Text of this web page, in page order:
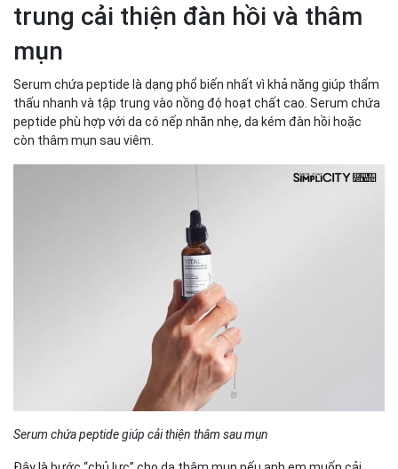
trung cải thiện đàn hồi và thâm
mụn
Serum chứa peptide là dạng phổ biến nhất vì khả năng giúp thẩm
thấu nhanh và tập trung vào nồng độ hoạt chất cao. Serum chứa
peptide phù hợp với da có nếp nhăn nhẹ, da kém đàn hồi hoặc
còn thâm mụn sau viêm.
Serum chứa peptide giúp cải thiện thâm sau mụn